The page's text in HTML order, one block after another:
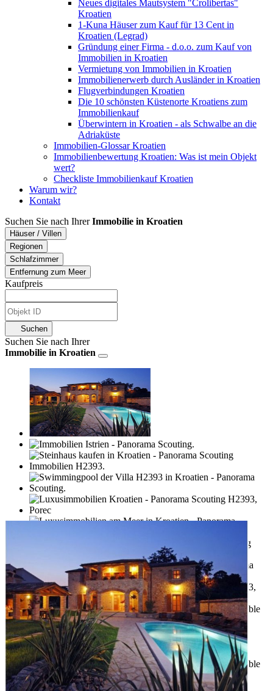
Neues digitales Mautsystem "Crolibertas"
Kroatien
1-Kuna Häuser zum Kauf für 13 Cent in
Kroatien (Legrad)
Gründung einer Firma - d.o.o. zum Kauf von
Immobilien in Kroatien
Vermietung von Immobilien in Kroatien
Immobilienerwerb durch Ausländer in Kroatien
Flugverbindungen Kroatien
Die 10 schönsten Küstenorte Kroatiens zum
Immobilienkauf
Überwintern in Kroatien - als Schwalbe an die
Adriaküste
Immobilien-Glossar Kroatien
Immobilienbewertung Kroatien: Was ist mein Objekt
wert?
Checkliste Immobilienkauf Kroatien
Warum wir?
Kontakt
Suchen Sie nach IhrerImmobilie in Kroatien
Häuser / Villen
Regionen
Schlafzimmer
Entfernung zum Meer
Kaufpreis
Suchen
Suchen Sie nach Ihrer
Immobilie in Kroatien